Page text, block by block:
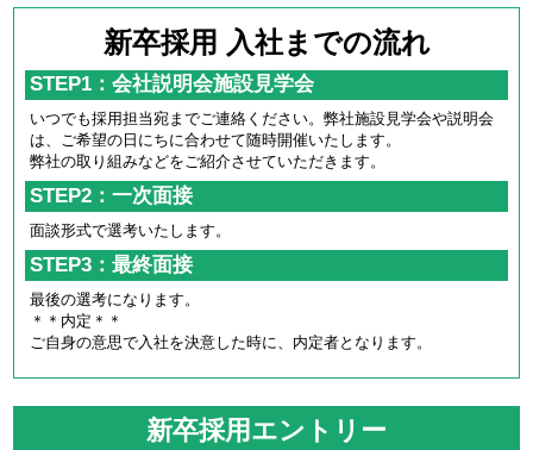
新卒採用 入社までの流れ
STEP1：会社説明会施設見学会
いつでも採用担当宛までご連絡ください。弊社施設見学会や説明会
は、ご希望の日にちに合わせて随時開催いたします。
弊社の取り組みなどをご紹介させていただきます。
STEP2：一次面接
面談形式で選考いたします。
STEP3：最終面接
最後の選考になります。
＊＊内定＊＊
ご自身の意思で入社を決意した時に、内定者となります。
新卒採用エントリー